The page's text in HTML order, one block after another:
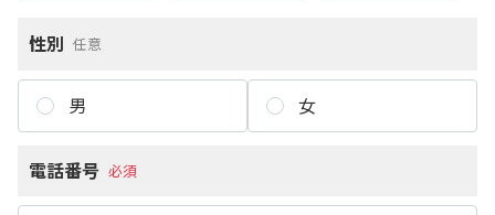
性別 任意
男 女
電話番号 必須